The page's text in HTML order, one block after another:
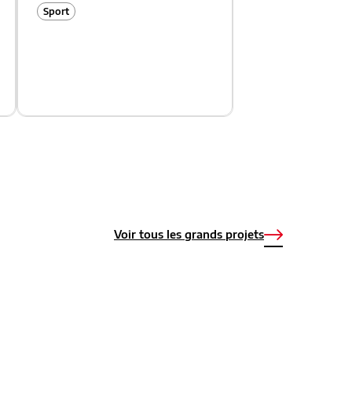
Sport
Voir tous les grands projets